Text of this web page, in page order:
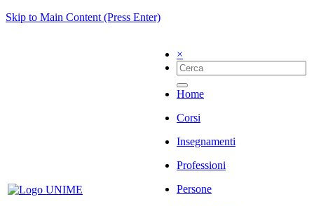
Skip to Main Content (Press Enter)
×
Home
Corsi
Insegnamenti
Professioni
Persone